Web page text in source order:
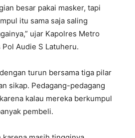
besar pakai masker, tapi
itu sama saja saling
ujar Kapolres Metro
Audie S Latuheru.
turun bersama tiga pilar
sikap. Pedagang-pedagang
kalau mereka berkumpul
pembeli.